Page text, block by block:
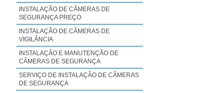
INSTALAÇÃO DE CÂMERAS DE
SEGURANÇA PREÇO
INSTALAÇÃO DE CÂMERAS DE
VIGILÂNCIA
INSTALAÇÃO E MANUTENÇÃO DE
CÂMERAS DE SEGURANÇA
SERVIÇO DE INSTALAÇÃO DE CÂMERAS
DE SEGURANÇA